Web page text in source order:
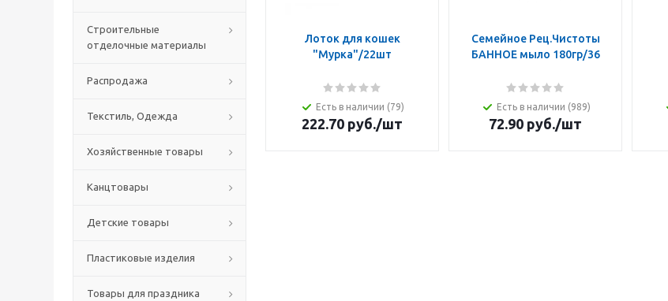
Строительные
отделочные материалы
Распродажа
Текстиль, Одежда
Хозяйственные товары
Канцтовары
Детские товары
Пластиковые изделия
Товары для праздника
Лоток для кошек
"Мурка"/22шт
Есть в наличии (79)
222.70 руб./шт
Семейное Рец.Чистоты
БАННОЕ мыло 180гр/36
Есть в наличии (989)
72.90 руб./шт